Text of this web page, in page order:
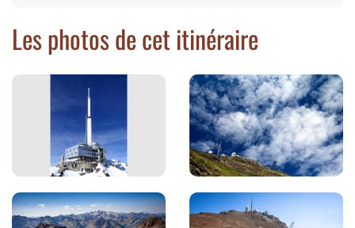
Les photos de cet itinéraire